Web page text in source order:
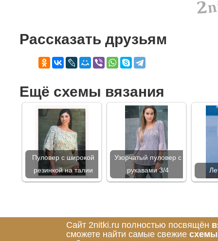
Рассказать друзьям
Ещё схемы вязания
Пуловер с широкой
резинкой на талии
Узорчатый пуловер с
рукавами 3/4
Сайт 2nitki.ru полностью посвящён
сможете найти самые свежие схемы